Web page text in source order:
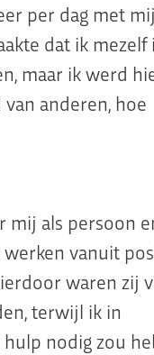
per dag met
dat ik mezelf
maar ik werd
anderen, hoe
mij als persoon
werken vanuit
waren zij
terwijl ik in
nodig zou